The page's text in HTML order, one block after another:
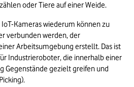
oder Tiere auf einer Weide.
Kameras wiederum können zu
verbunden werden, der
Arbeitsumgebung erstellt. Das ist
Industrieroboter, die innerhalb einer
Gegenstände gezielt greifen und